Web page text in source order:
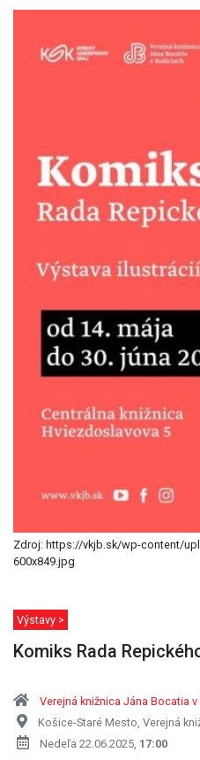
Zdroj: https://vkjb.sk/wp-content/
600x849.jpg
Výstavy >
Komiks Rada
Verejná knižnica Jána Bocatia
Košice-Staré Mesto, Verejná
Nedeľa 22.06.2025, 17:00